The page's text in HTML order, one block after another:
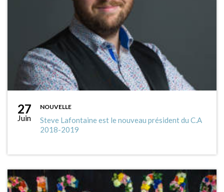
27
Juin
NOUVELLE
Steve Lafontaine est le nouveau président du C.A
2018-2019